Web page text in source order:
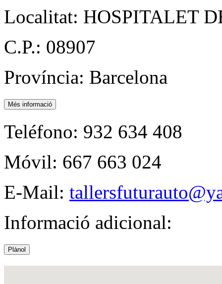
Localitat: HOSPITALET
C.P.: 08907
Província: Barcelona
Més informació
Teléfono: 932 634 408
Móvil: 667 663 024
E-Mail:
Informació adicional:
Plànol